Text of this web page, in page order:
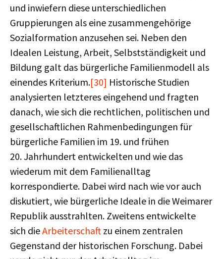
und inwiefern diese unterschiedlichen
Gruppierungen als eine zusammengehörige
Sozialformation anzusehen sei. Neben den
Idealen Leistung, Arbeit, Selbstständigkeit und
Bildung galt das bürgerliche Familienmodell als
einendes Kriterium.[30] Historische Studien
analysierten letzteres eingehend und fragten
danach, wie sich die rechtlichen, politischen und
gesellschaftlichen Rahmenbedingungen für
bürgerliche Familien im 19. und frühen
20. Jahrhundert entwickelten und wie das
wiederum mit dem Familienalltag
korrespondierte. Dabei wird nach wie vor auch
diskutiert, wie bürgerliche Ideale in die Weimarer
Republik ausstrahlten. Zweitens entwickelte
sich dieArbeiterschaft zu einem zentralen
Gegenstand der historischen Forschung. Dabei